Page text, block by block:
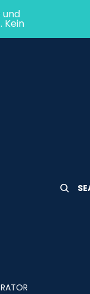
Kein